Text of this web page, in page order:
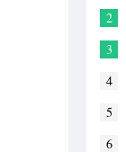
2
3
4
5
6